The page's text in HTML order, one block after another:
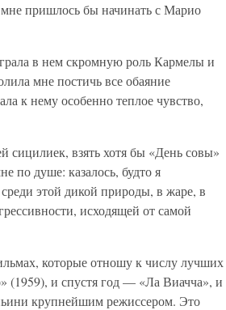
пришлось бы начинать с Марио
в нем скромную роль Кармелы и
мне постичь все обаяние
к нему особенно теплое чувство,
сицилиек, взять хотя бы «День совы»
по душе: казалось, будто я
этой дикой природы, в жаре, в
исходящей от самой
которые отношу к числу лучших
(1959), и спустя год — «Ла Виачча», и
крупнейшим режиссером. Это